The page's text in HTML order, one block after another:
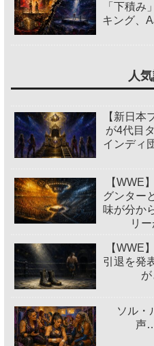
「下積み
キング、
人
【新日本
が4代目
インディ
【WWE
グンター
味が分か
リ
【WWE
引退を発
が
ソル・
声